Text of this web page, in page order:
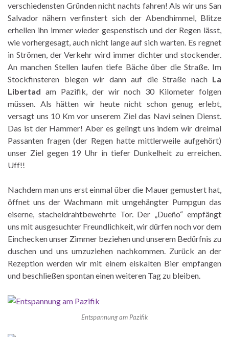
verschiedensten Gründen nicht nachts fahren! Als wir uns San
Salvador nähern verfinstert sich der Abendhimmel, Blitze
erhellen ihn immer wieder gespenstisch und der Regen lässt,
wie vorhergesagt, auch nicht lange auf sich warten. Es regnet
in Strömen, der Verkehr wird immer dichter und stockender.
An manchen Stellen laufen tiefe Bäche über die Straße. Im
Stockfinsteren biegen wir dann auf die Straße nach La
Libertad am Pazifik, der wir noch 30 Kilometer folgen
müssen. Als hätten wir heute nicht schon genug erlebt,
versagt uns 10 Km vor unserem Ziel das Navi seinen Dienst.
Das ist der Hammer! Aber es gelingt uns indem wir dreimal
Passanten fragen (der Regen hatte mittlerweile aufgehört)
unser Ziel gegen 19 Uhr in tiefer Dunkelheit zu erreichen.
Uff!!
Nachdem man uns erst einmal über die Mauer gemustert hat,
öffnet uns der Wachmann mit umgehängter Pumpgun das
eiserne, stacheldrahtbewehrte Tor. Der „Dueño“ empfängt
uns mit ausgesuchter Freundlichkeit, wir dürfen noch vor dem
Einchecken unser Zimmer beziehen und unserem Bedürfnis zu
duschen und uns umzuziehen nachkommen. Zurück an der
Rezeption werden wir mit einem eiskalten Bier empfangen
und beschließen spontan einen weiteren Tag zu bleiben.
Entspannung am Pazifik